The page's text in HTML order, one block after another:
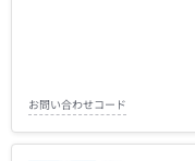
お問い合わせコード